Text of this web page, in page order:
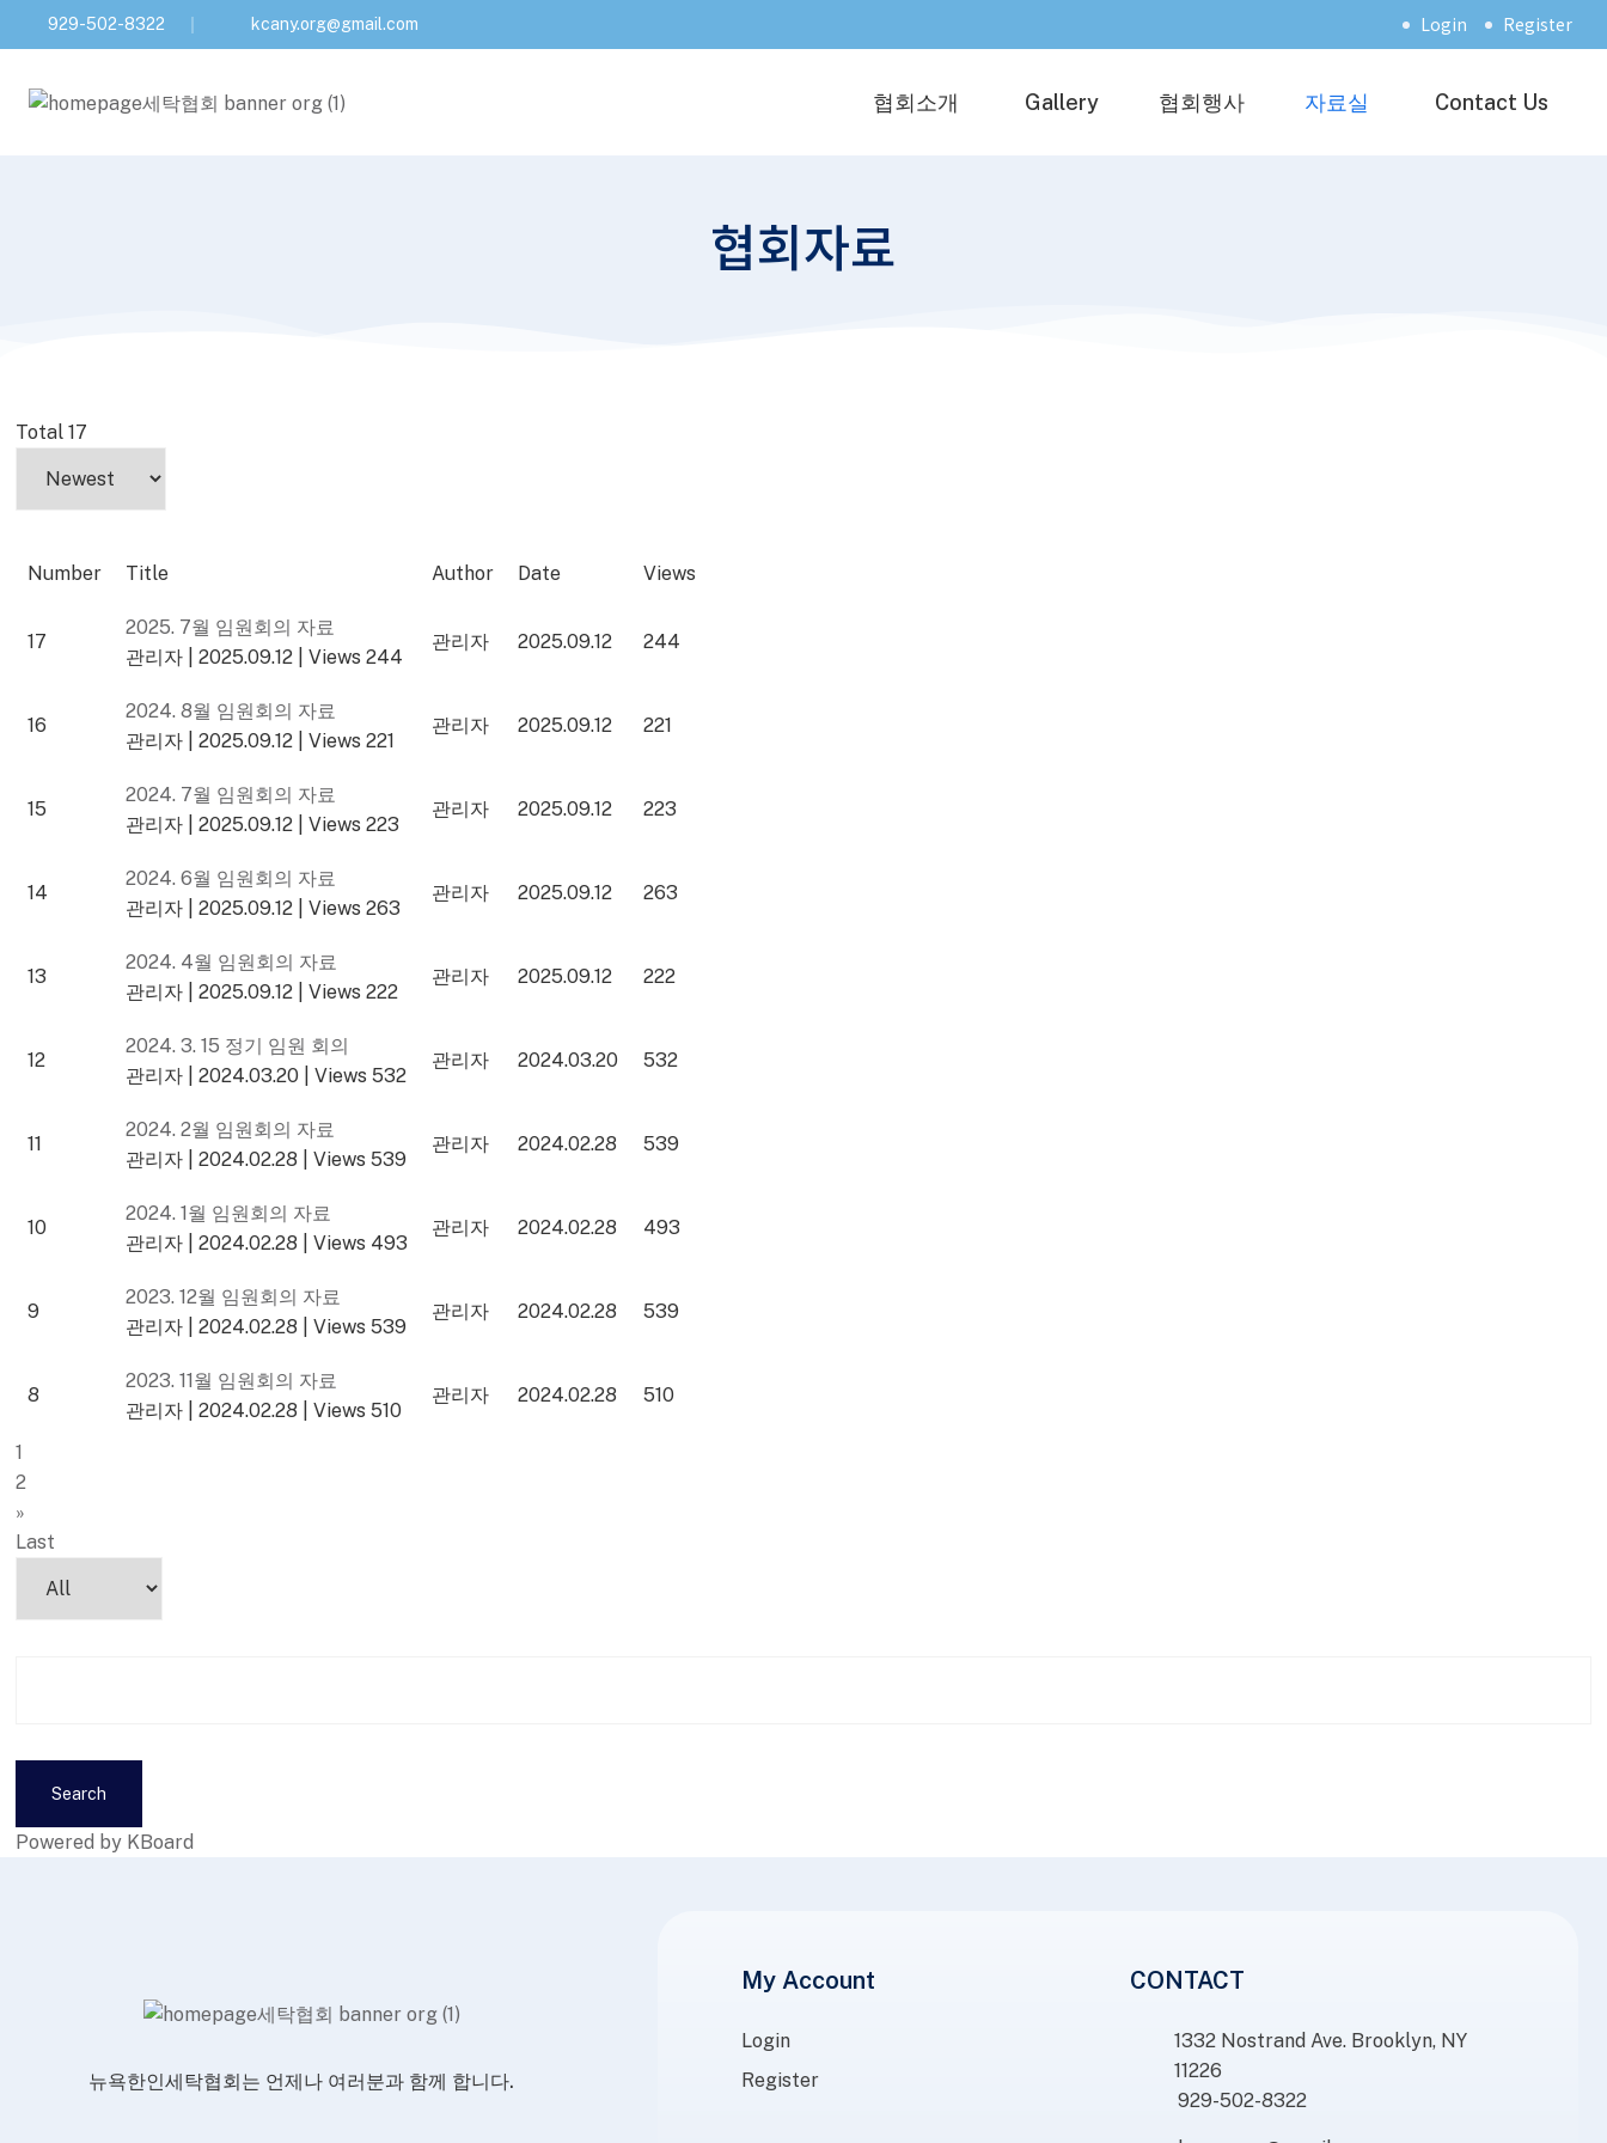
929-502-8322 kcany.org@gmail.com Login Register
협회소개 Gallery 협회행사 자료실 Contact Us
협회자료
Total 17
Number Title Author Date Views
17
2025. 7월 임원회의 자료
관리자
2025.09.12 Views 244
관리자 2025.09.12 244
16
2024. 8월 임원회의 자료
관리자
2025.09.12 Views 221
관리자 2025.09.12 221
15
2024. 7월 임원회의 자료
관리자
2025.09.12 Views 223
관리자 2025.09.12 223
14
2024. 6월 임원회의 자료
관리자
2025.09.12 Views 263
관리자 2025.09.12 263
13
2024. 4월 임원회의 자료
관리자
2025.09.12 Views 222
관리자 2025.09.12 222
12
2024. 3. 15 정기 임원 회의
관리자
2024.03.20 Views 532
관리자 2024.03.20 532
11
2024. 2월 임원회의 자료
관리자
2024.02.28 Views 539
관리자 2024.02.28 539
10
2024. 1월 임원회의 자료
관리자
2024.02.28 Views 493
관리자 2024.02.28 493
9
2023. 12월 임원회의 자료
관리자
2024.02.28 Views 539
관리자 2024.02.28 539
8
2023. 11월 임원회의 자료
관리자
2024.02.28 Views 510
관리자 2024.02.28 510
1
2
»
Last
Search
Powered by KBoard
뉴욕한인세탁협회는 언제나 여러분과 함께 합니다.
My Account
Login
Register
CONTACT
1332 Nostrand Ave. Brooklyn, NY
11226
929-502-8322